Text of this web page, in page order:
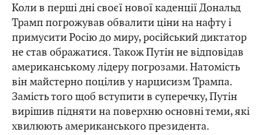
Коли в перші дні своєї нової каденції Дональд
Трамп погрожував обвалити ціни на нафту і
примусити Росію до миру, російський диктатор
не став ображатися. Також Путін не відповідав
американському лідеру погрозами. Натомість
він майстерно поцілив у нарцисизм Трампа.
Замість того щоб вступити в суперечку, Путін
вирішив підняти на поверхню основні теми, які
хвилюють американського президента.